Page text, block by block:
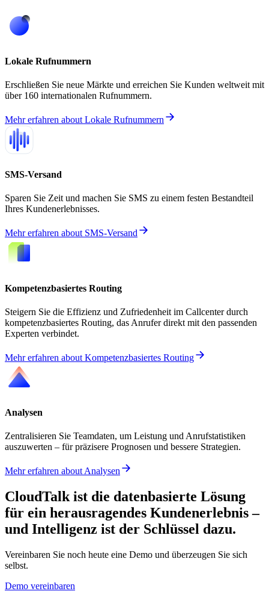
Lokale Rufnummern
Erschließen Sie neue Märkte und erreichen Sie Kunden weltweit mit
über 160 internationalen Rufnummern.
Mehr erfahren about Lokale Rufnummern
SMS-Versand
Sparen Sie Zeit und machen Sie SMS zu einem festen Bestandteil
Ihres Kundenerlebnisses.
Mehr erfahren about SMS-Versand
Kompetenzbasiertes Routing
Steigern Sie die Effizienz und Zufriedenheit im Callcenter durch
kompetenzbasiertes Routing, das Anrufer direkt mit den passenden
Experten verbindet.
Mehr erfahren about Kompetenzbasiertes Routing
Analysen
Zentralisieren Sie Teamdaten, um Leistung und Anrufstatistiken
auszuwerten – für präzisere Prognosen und bessere Strategien.
Mehr erfahren about Analysen
CloudTalk ist die datenbasierte Lösung
für ein herausragendes Kundenerlebnis –
und Intelligenz ist der Schlüssel dazu.
Vereinbaren Sie noch heute eine Demo und überzeugen Sie sich
selbst.
Demo vereinbaren